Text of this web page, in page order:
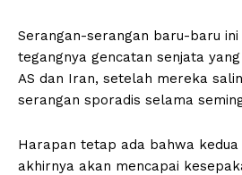
Serangan-serangan baru-baru ini
tegangnya gencatan senjata
AS dan Iran, setelah mereka
serangan sporadis selama
Harapan tetap ada bahwa
akhirnya akan mencapai